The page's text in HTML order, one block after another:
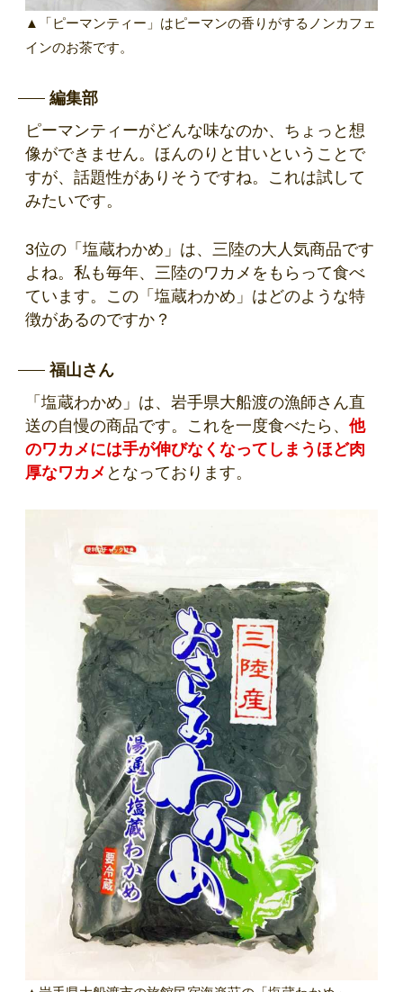
▲「ピーマンティー」はピーマンの香りがするノンカフェ
インのお茶です。
編集部
ピーマンティーがどんな味なのか、ちょっと想
像ができません。ほんのりと甘いということで
すが、話題性がありそうですね。これは試して
みたいです。
3位の「塩蔵わかめ」は、三陸の大人気商品です
よね。私も毎年、三陸のワカメをもらって食べ
ています。この「塩蔵わかめ」はどのような特
徴があるのですか？
福山さん
「塩蔵わかめ」は、岩手県大船渡の漁師さん直
送の自慢の商品です。これを一度食べたら、 他
のワカメには手が伸びなくなってしまうほど肉
厚なワカメ となっております。